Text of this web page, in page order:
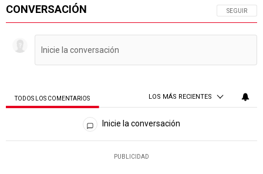
CONVERSACIÓN SIGA ESTA
SEGUIR
TODOS LOS COMENTARIOS LOS MÁS RECIENTES
Todos los comentarios
Inicie la conversación
PUBLICIDAD